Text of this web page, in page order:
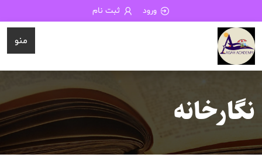
ورود ثبت نام
منو
نگارخانه